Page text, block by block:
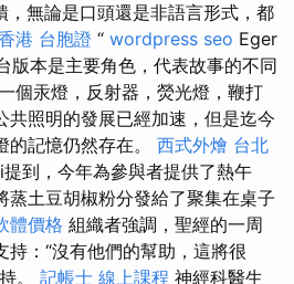
，無論是口頭還是非語言形式，都
港 台胞證 “ wordpress seo Eger
版本是主要角色，代表故事的不同
個汞燈，反射器，熒光燈，鞭打
共照明的發展已經加速，但是迄今
記憶仍然存在。 西式外燴 台北
到，今年為參與者提供了熱午
蒸土豆胡椒粉分發給了聚集在桌子
體價格 組織者強調，聖經的一周
：“沒有他們的幫助，這將很
。 記帳士 線上課程 神經科醫生